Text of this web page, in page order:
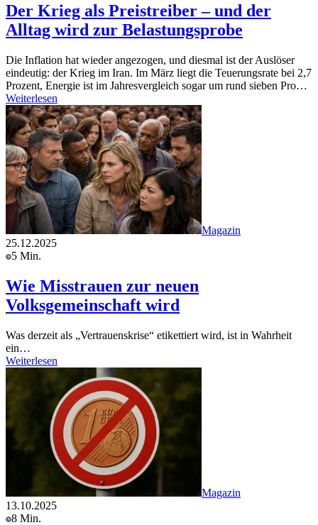
Der Krieg als Preistreiber – und der
Alltag wird zur Belastungsprobe
Die Inflation hat wieder angezogen, und diesmal ist der Auslöser
eindeutig: der Krieg im Iran. Im März liegt die Teuerungsrate bei 2,7
Prozent, Energie ist im Jahresvergleich sogar um rund sieben Pro…
Weiterlesen
Magazin
25.12.2025
5 Min.
Wie Misstrauen zur neuen
Volksgemeinschaft wird
Was derzeit als „Vertrauenskrise“ etikettiert wird, ist in Wahrheit
ein…
Weiterlesen
Magazin
13.10.2025
8 Min.